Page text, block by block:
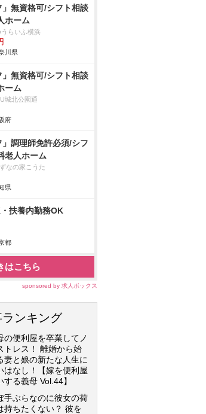
」無資格可/シフト相談
ホーム
らいふ横浜
川県
」無資格可/シフト相談
ーム
城北公園通
府
」調理師免許必須/シフ
老人ホーム
なの家こうた
県
扶養内勤務OK
都
はこちら
sponsored by 求人ボックス
ランキング
の便利屋を卒業してノ
トレス！ 離婚から始
妻と娘の新たな人生に
はなし！【嫁を便利屋
する義母 Vol.44】
手ぶらなのに彼女の荷
持ちたくない？ 彼を